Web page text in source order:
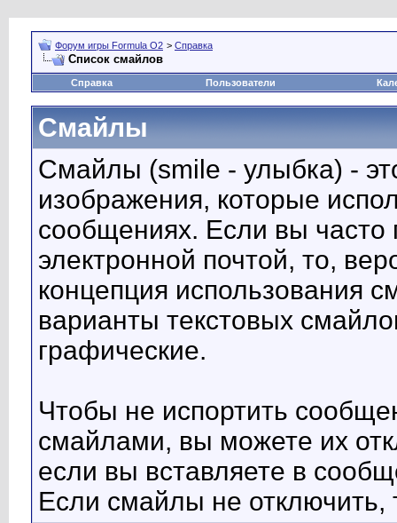
Форум игры Formula O2 > Справка
Список смайлов
Справка Пользователи
Смайлы
Смайлы (smile - улыбка) -
изображения, которые
сообщениях. Если вы часто
электронной почтой, то,
концепция использования
варианты текстовых
графические.
Чтобы не испортить
смайлами, вы можете их
если вы вставляете в
Если смайлы не отключить,